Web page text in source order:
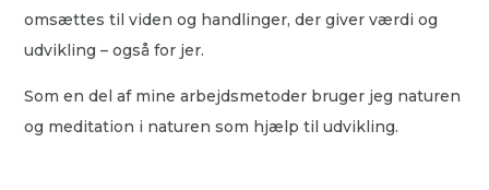
omsættes til viden og handlinger, der giver værdi og
udvikling – også for jer.
Som en del af mine arbejdsmetoder bruger jeg naturen
og meditation i naturen som hjælp til udvikling.